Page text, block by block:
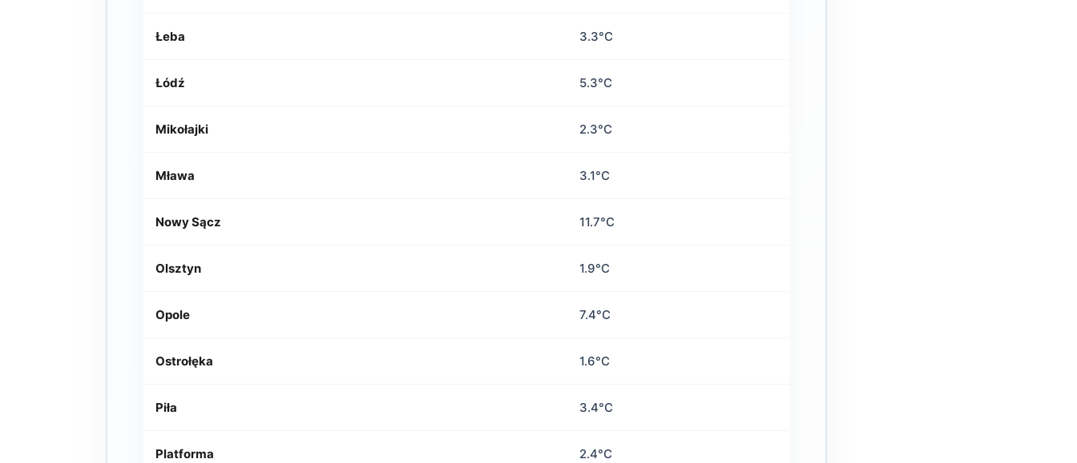
Łeba 3.3°C
Łódź 5.3°C
Mikołajki 2.3°C
Mława 3.1°C
Nowy Sącz 11.7°C
Olsztyn 1.9°C
Opole 7.4°C
Ostrołęka 1.6°C
Piła 3.4°C
Platforma 2.4°C